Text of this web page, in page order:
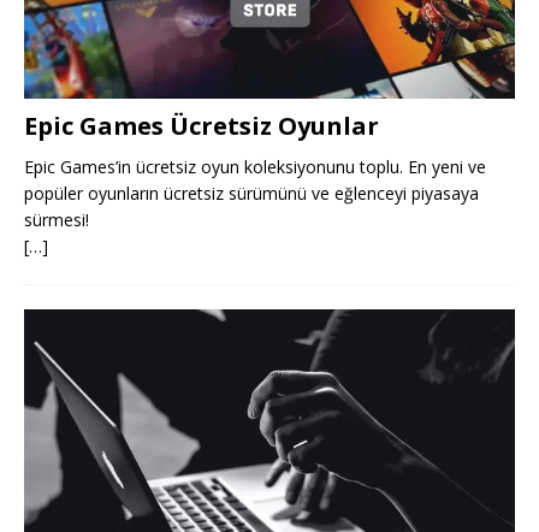
Epic Games Ücretsiz Oyunlar
Epic Games’in ücretsiz oyun koleksiyonunu toplu. En yeni ve
popüler oyunların ücretsiz sürümünü ve eğlenceyi piyasaya
sürmesi!
[…]